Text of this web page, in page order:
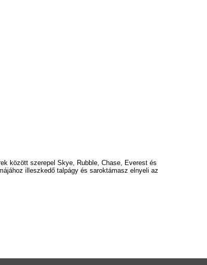
között szerepel Skye, Rubble, Chase, Everest és
illeszkedő talpágy és saroktámasz elnyeli az